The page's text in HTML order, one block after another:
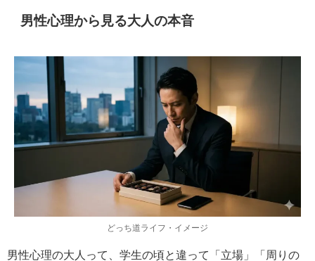
男性心理から見る大人の本音
どっち道ライフ・イメージ
男性心理の大人って、学生の頃と違って「立場」「周りの